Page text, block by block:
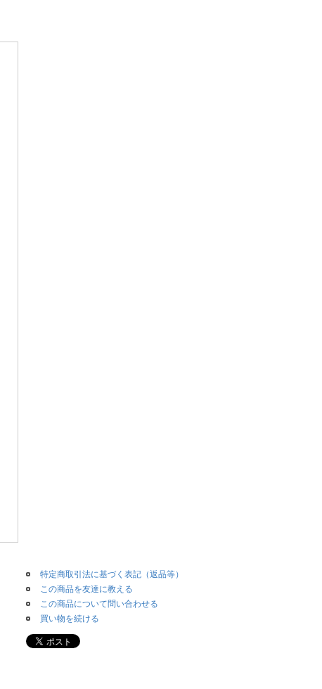
特定商取引法に基づく表記（返品等）
この商品を友達に教える
この商品について問い合わせる
買い物を続ける